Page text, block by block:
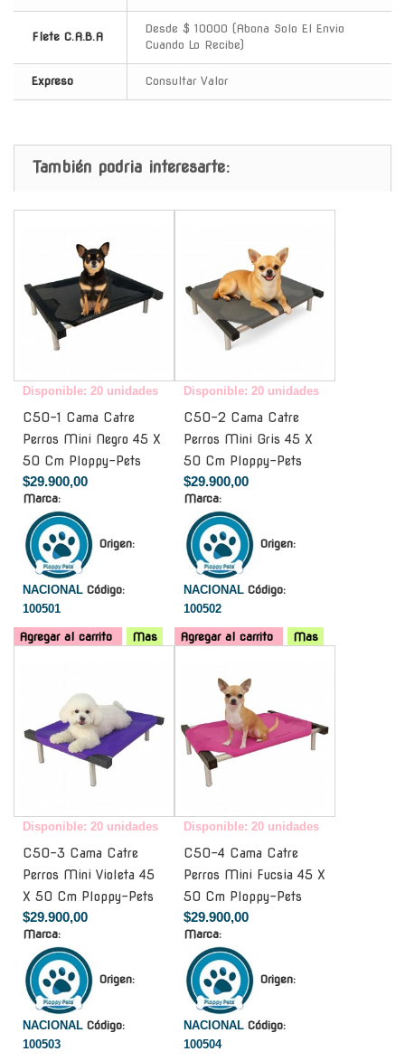
Flete C.A.B.A
Desde $ 10000 (Abona Solo El Envio
Cuando Lo Recibe)
Expreso Consultar Valor
También podria interesarte:
Disponible: 20 unidades
C50-1 Cama Catre
Perros Mini Negro 45 X
50 Cm Ploppy-Pets
$29.900,00
Marca:
Origen:
NACIONAL Código:
100501
Agregar al carrito Mas
Disponible: 20 unidades
C50-2 Cama Catre
Perros Mini Gris 45 X
50 Cm Ploppy-Pets
$29.900,00
Marca:
Origen:
NACIONAL Código:
100502
Agregar al carrito
Mas
Disponible: 20 unidades
C50-3 Cama Catre
Perros Mini Violeta 45
X 50 Cm Ploppy-Pets
$29.900,00
Marca:
Origen:
NACIONAL Código:
100503
Disponible: 20 unidades
C50-4 Cama Catre
Perros Mini Fucsia 45 X
50 Cm Ploppy-Pets
$29.900,00
Marca:
Origen:
NACIONAL Código:
100504